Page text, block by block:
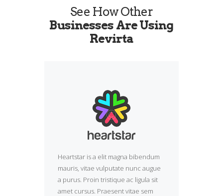
See How Other
Businesses Are Using
Revirta
Heartstar is a elit magna bibendum
mauris, vitae vulputate nunc augue
a purus. Proin tristique ac ligula sit
amet cursus. Praesent vitae sem